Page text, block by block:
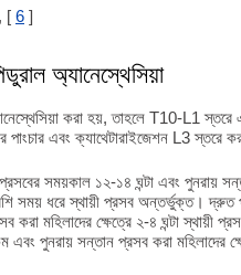
[ 6 ]
অ্যানেস্থেসিয়া
করা হয়, তাহলে T10-L1
পাংচার এবং ক্যাথেটারাইজেশন L3 স্তরে
প্রসবের সময়কাল ১২-১৪ ঘন্টা এবং পুনরায়
সময় ধরে স্থায়ী প্রসব অন্তর্ভুক্ত। দ্রুত
করা মহিলাদের ক্ষেত্রে ২-৪ ঘন্টা স্থায়ী
এবং পুনরায় সন্তান প্রসব করা মহিলাদের